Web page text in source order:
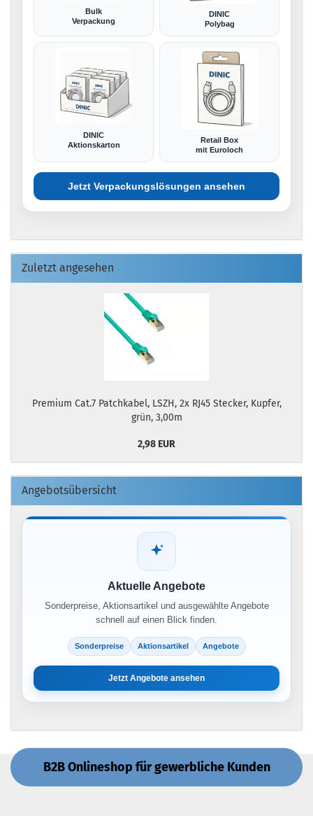
Bulk
Verpackung
DINIC
Polybag
DINIC
Aktionskarton
Retail Box
mit Euroloch
Jetzt Verpackungslösungen ansehen
Zuletzt angesehen
Premium Cat.7 Patchkabel, LSZH, 2x RJ45 Stecker, Kupfer,
grün, 3,00m
2,98 EUR
Angebotsübersicht
Aktuelle Angebote
Sonderpreise, Aktionsartikel und ausgewählte Angebote
schnell auf einen Blick finden.
Sonderpreise Aktionsartikel Angebote
Jetzt Angebote ansehen
B2B Onlineshop für gewerbliche Kunden